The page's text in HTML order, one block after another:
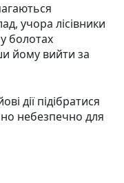
учора лісівники
болотах
йому вийти за
дії підібратися
небезпечно для